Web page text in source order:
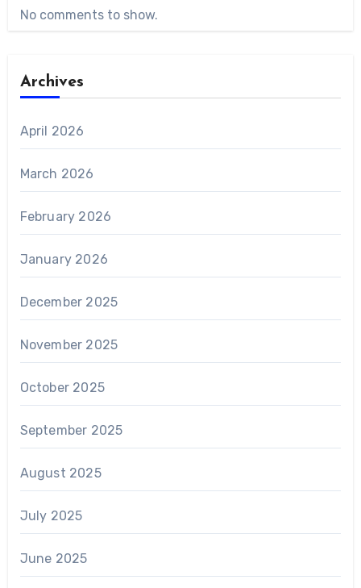
No comments to show.
Archives
April 2026
March 2026
February 2026
January 2026
December 2025
November 2025
October 2025
September 2025
August 2025
July 2025
June 2025